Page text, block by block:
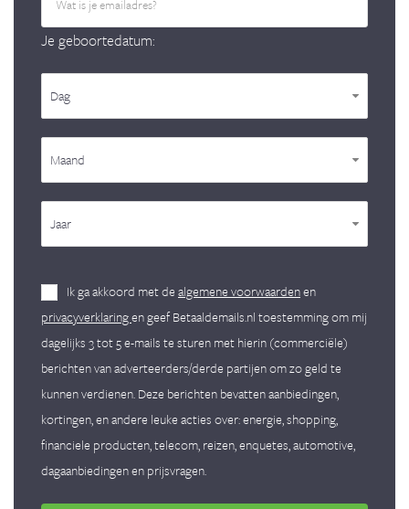
Je geboortedatum:
Dag
Maand
Jaar
Ik ga akkoord met dealgemene voorwaardenen
privacyverklaringen geef Betaaldemails.nl toestemming om mij
dagelijks 3 tot 5 e-mails te sturen met hierin (commerciële)
berichten van adverteerders/derde partijen om zo geld te
kunnen verdienen. Deze berichten bevatten aanbiedingen,
kortingen, en andere leuke acties over: energie, shopping,
financiele producten, telecom, reizen, enquetes, automotive,
dagaanbiedingen en prijsvragen.